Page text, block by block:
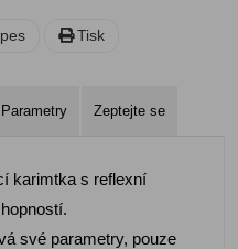
Tisk
Parametry Zeptejte se
karimtka s reflexní
své parametry, pouze